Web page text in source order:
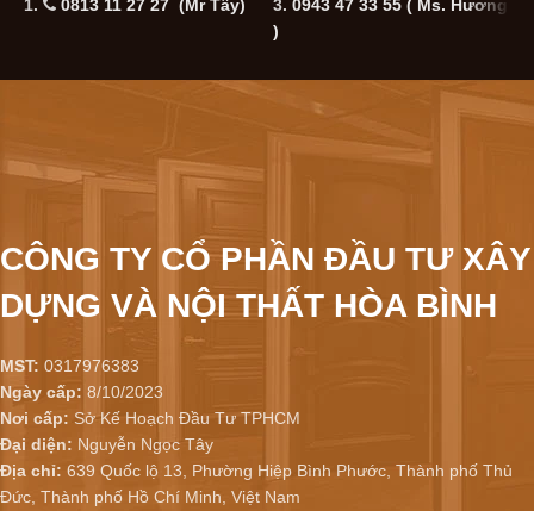
1. 0813 11 27 27 (Mr Tây) 3. 0943 47 33 55 ( Ms. Hương
)
CÔNG TY CỔ PHẦN ĐẦU TƯ XÂY
DỰNG VÀ NỘI THẤT HÒA BÌNH
MST: 0317976383
Ngày cấp: 8/10/2023
Nơi cấp: Sở Kế Hoạch Đầu Tư TPHCM
Đại diện: Nguyễn Ngọc Tây
Địa chỉ: 639 Quốc lộ 13, Phường Hiệp Bình Phước, Thành phố Thủ
Đức, Thành phố Hồ Chí Minh, Việt Nam